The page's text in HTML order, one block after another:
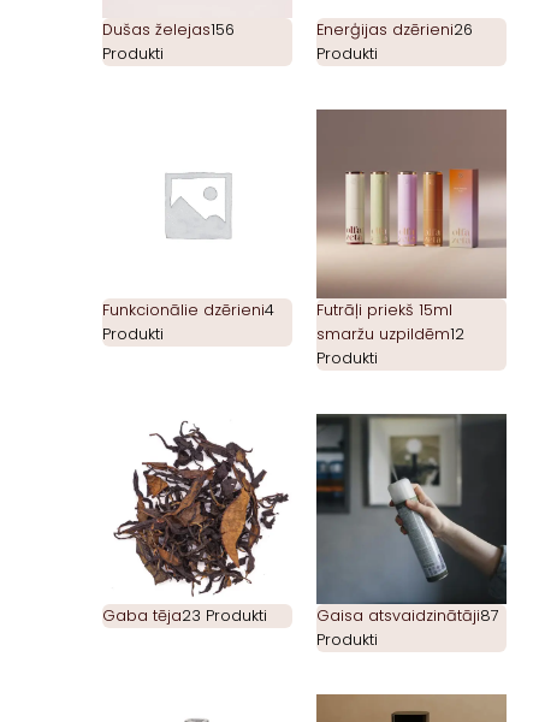
Dušas želejas156
Produkti
Enerģijas dzērieni26
Produkti
Funkcionālie dzērieni4
Produkti
Futrāļi priekš 15ml
smaržu uzpildēm12
Produkti
Gaba tēja23 Produkti Gaisa atsvaidzinātāji87
Produkti